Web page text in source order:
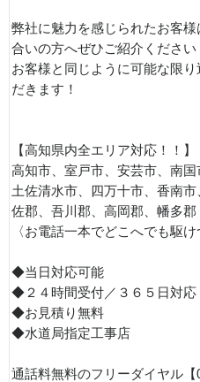
弊社に魅力を感じられたお客
合いの方へぜひご紹介ください
お客様と同じように可能な限
だきます！
【高知県内全エリア対応！！】
高知市、室戸市、安芸市、南国
土佐清水市、四万十市、香南
佐郡、吾川郡、高岡郡、幡多郡
〈お電話一本でどこへでも駆け
◆当日対応可能
◆２４時間受付／３６５日対応
◆お見積り無料
◆水道局指定工事店
通話料無料のフリーダイヤル